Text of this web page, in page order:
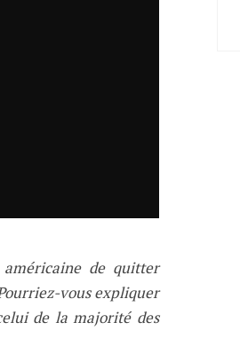
de quitter
vous expliquer
de la majorité des